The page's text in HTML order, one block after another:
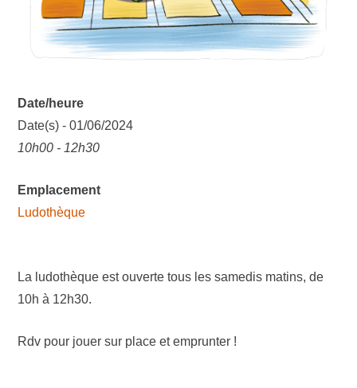
Date/heure
Date(s) - 01/06/2024
10h00 - 12h30
Emplacement
Ludothèque
La ludothèque est ouverte tous les samedis matins, de
10h à 12h30.
Rdv pour jouer sur place et emprunter !